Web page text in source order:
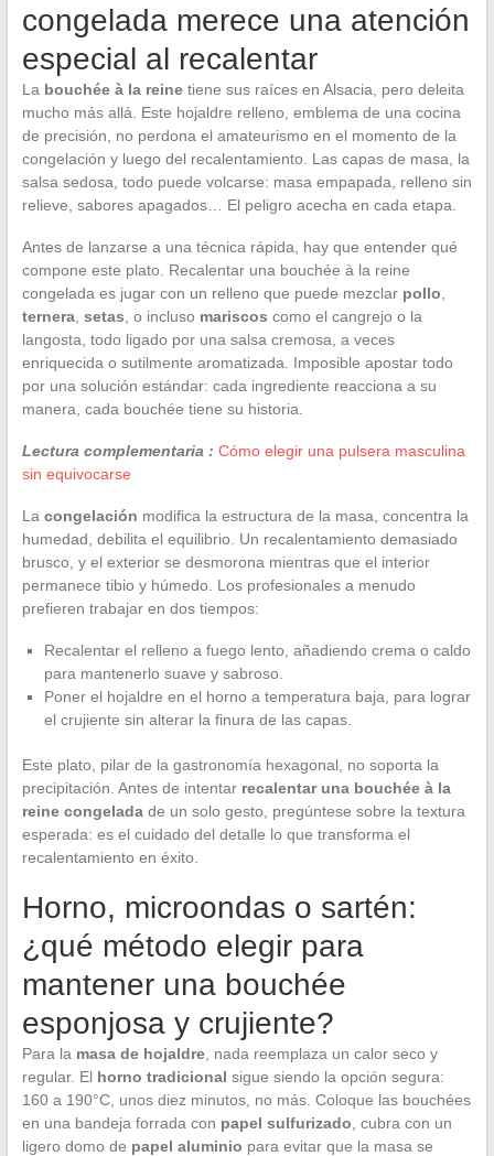
congelada merece una atención
especial al recalentar
La bouchée à la reinetiene sus raíces en Alsacia, pero deleita
mucho más allá. Este hojaldre relleno, emblema de una cocina
de precisión, no perdona el amateurismo en el momento de la
congelación y luego del recalentamiento. Las capas de masa, la
salsa sedosa, todo puede volcarse: masa empapada, relleno sin
relieve, sabores apagados… El peligro acecha en cada etapa.
Antes de lanzarse a una técnica rápida, hay que entender qué
compone este plato. Recalentar una bouchée à la reine
congelada es jugar con un relleno que puede mezclar pollo
ternera, setas , o incluso mariscos como el cangrejo o la
langosta, todo ligado por una salsa cremosa, a veces
enriquecida o sutilmente aromatizada. Imposible apostar todo
por una solución estándar: cada ingrediente reacciona a su
manera, cada bouchée tiene su historia.
Lectura complementaria : Cómo elegir una pulsera masculina
sin equivocarse
La congelación modifica la estructura de la masa, concentra la
humedad, debilita el equilibrio. Un recalentamiento demasiado
brusco, y el exterior se desmorona mientras que el interior
permanece tibio y húmedo. Los profesionales a menudo
prefieren trabajar en dos tiempos:
Recalentar el relleno a fuego lento, añadiendo crema o caldo
para mantenerlo suave y sabroso.
Poner el hojaldre en el horno a temperatura baja, para lograr
el crujiente sin alterar la finura de las capas.
Este plato, pilar de la gastronomía hexagonal, no soporta la
precipitación. Antes de intentar recalentar una bouchée à la
reine congeladade un solo gesto, pregúntese sobre la textura
esperada: es el cuidado del detalle lo que transforma el
recalentamiento en éxito.
Horno, microondas o sartén:
¿qué método elegir para
mantener una bouchée
esponjosa y crujiente?
Para la masa de hojaldre, nada reemplaza un calor seco y
regular. El horno tradicional sigue siendo la opción segura:
160 a 190°C, unos diez minutos, no más. Coloque las bouchées
en una bandeja forrada con papel sulfurizado , cubra con un
ligero domo de papel aluminio para evitar que la masa se